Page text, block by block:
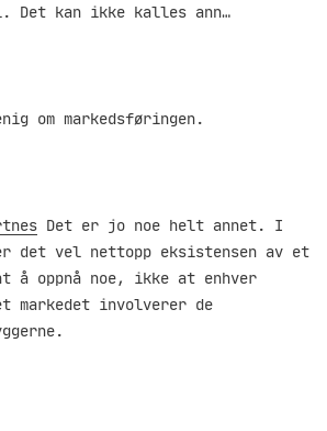
Det kan ikke kalles ann…
om markedsføringen.
Det er jo noe helt annet. I
vel nettopp eksistensen av et
å oppnå noe, ikke at enhver
markedet involverer de